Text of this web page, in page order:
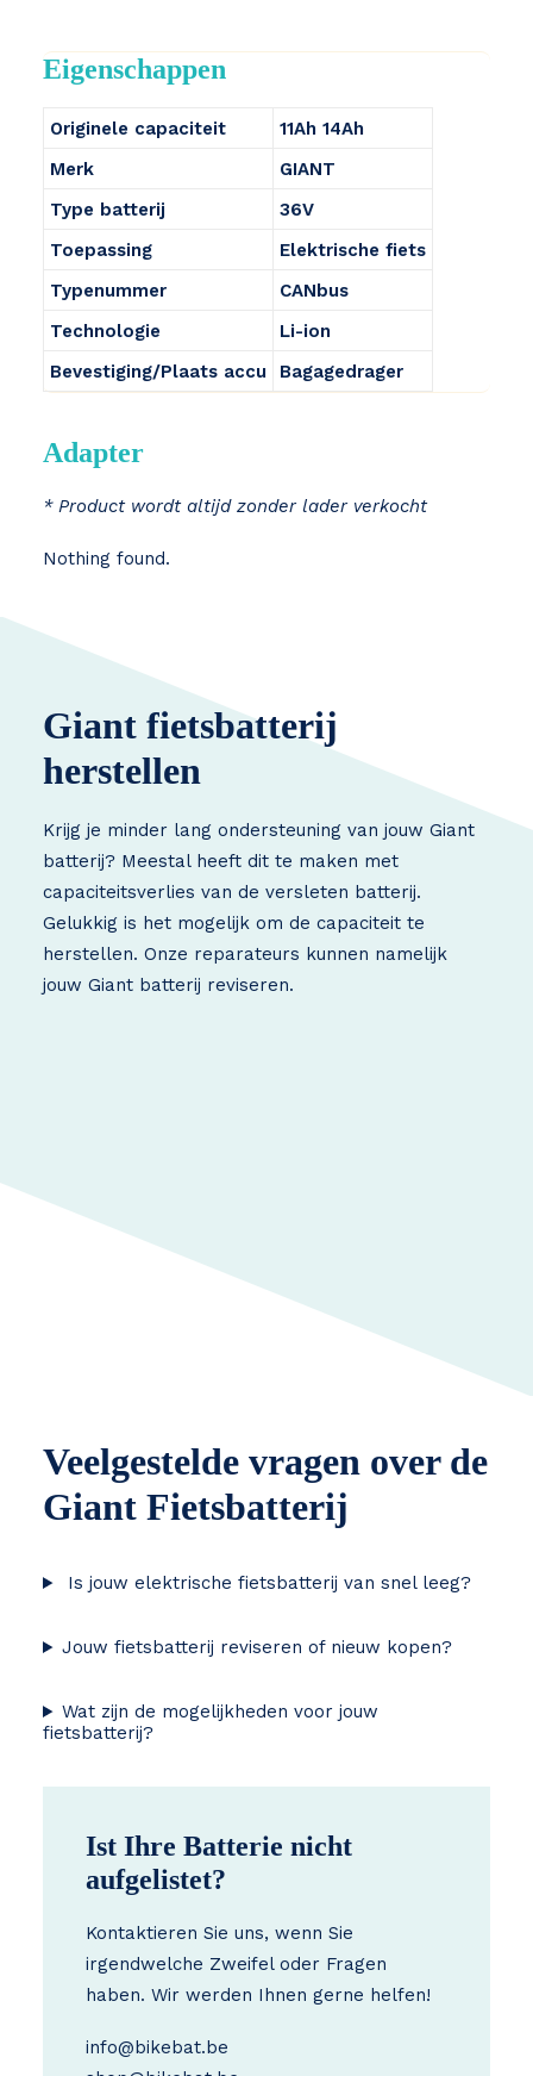
Eigenschappen
Originele capaciteit
11Ah 14Ah
Merk
GIANT
Type batterij
36V
Toepassing
Elektrische fiets
Typenummer
CANbus
Technologie
Li-ion
Bevestiging/Plaats accu
Bagagedrager
Adapter
* Product wordt altijd zonder lader verkocht
Nothing found.
Giant fietsbatterij
herstellen
Krijg je minder lang ondersteuning van jouw Giant
batterij? Meestal heeft dit te maken met
capaciteitsverlies van de versleten batterij.
Gelukkig is het mogelijk om de capaciteit te
herstellen. Onze reparateurs kunnen namelijk
jouw Giant batterij reviseren.
Veelgestelde vragen over de
Giant Fietsbatterij
Is jouw elektrische fietsbatterij van snel leeg?
Jouw fietsbatterij reviseren of nieuw kopen?
Wat zijn de mogelijkheden voor jouw
fietsbatterij?
Ist Ihre Batterie nicht
aufgelistet?
Kontaktieren Sie uns, wenn Sie
irgendwelche Zweifel oder Fragen
haben. Wir werden Ihnen gerne helfen!
info@bikebat.be